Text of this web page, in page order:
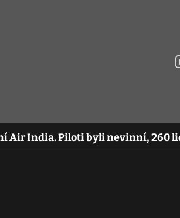
Air India. Piloti byli nevinní, 260